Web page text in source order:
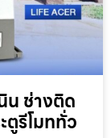
น ช่างติด
รีโมททั่ว